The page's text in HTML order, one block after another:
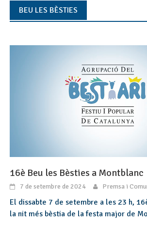
BEU LES BÈSTIES
16è Beu les Bèsties a Montblanc
7 de setembre de 2024 Premsa i
El dissabte 7 de setembre a les 23 h,
la nit més bèstia de la festa major de